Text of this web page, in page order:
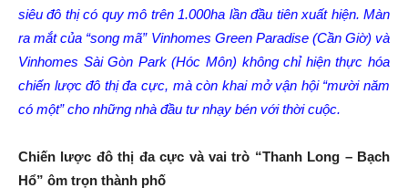
siêu đô thị có quy mô trên 1.000ha lần đầu tiên xuất hiện. Màn
ra mắt của “song mã” Vinhomes Green Paradise (Cần Giờ) và
Vinhomes Sài Gòn Park (Hóc Môn) không chỉ hiện thực hóa
chiến lược đô thị đa cực, mà còn khai mở vận hội “mười năm
có một” cho những nhà đầu tư nhạy bén với thời cuộc.
Chiến lược đô thị đa cực và vai trò “Thanh Long – Bạch
Hổ” ôm trọn thành phố